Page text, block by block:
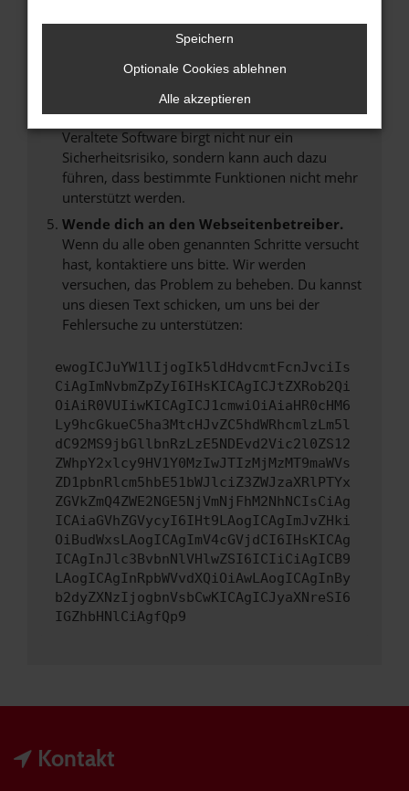
Das kann manchmal helfen, vorübergehende
Probleme zu beheben.
Stelle sicher, dass dein Browser und dein
Betriebssystem auf dem neuesten Stand
sind.
Veraltete Software birgt nicht nur ein
Sicherheitsrisiko, sondern kann auch dazu
führen, dass bestimmte Funktionen nicht mehr
unterstützt werden.
Wende dich an den Webseitenbetreiber.
Wenn du alle oben genannten Schritte versucht
hast, kontaktiere uns bitte. Wir werden
versuchen, das Problem zu beheben. Du kannst
uns diesen Text schicken, um uns bei der
Fehlersuche zu unterstützen:
ewogICJuYW1lIjogIk5ldHdvcmtFcnJvciIs
CiAgImNvbmZpZyI6IHsKICAgICJtZXRob2Qi
OiAiR0VUIiwKICAgICJ1cmwiOiAiaHR0cHM6
Ly9hcGkueC5ha3MtcHJvZC5hdWRhcmlzLm5l
dC92MS9jbGllbnRzLzE5NDEvd2Vic2l0ZS12
ZWhpY2xlcy9HV1Y0MzIwJTIzMjMzMT9maWVs
ZD1pbnRlcm5hbE51bWJlciZ3ZWJzaXRlPTYx
ZGVkZmQ4ZWE2NGE5NjVmNjFhM2NhNCIsCiAg
ICAiaGVhZGVycyI6IHt9LAogICAgImJvZHki
OiBudWxsLAogICAgImV4cGVjdCI6IHsKICAg
ICAgInJlc3BvbnNlVHlwZSI6ICIiCiAgICB9
LAogICAgInRpbWVvdXQiOiAwLAogICAgInBy
b2dyZXNzIjogbnVsbCwKICAgICJyaXNreSI6
IGZhbHNlCiAgfQp9
Kontakt
Speichern
Optionale Cookies ablehnen
Alle akzeptieren